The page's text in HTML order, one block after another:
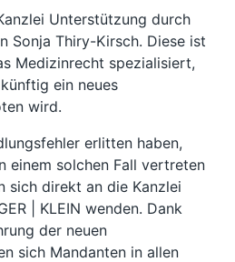
Unterstützung durch
Sonja Thiry-Kirsch. Diese ist
Medizinrecht spezialisiert,
ein neues
wird.
erlitten haben,
einem solchen Fall vertreten
sich direkt an die Kanzlei
| KLEIN wenden. Dank
der neuen
sich Mandanten in allen